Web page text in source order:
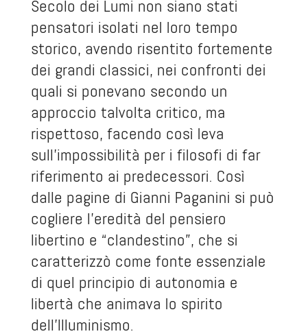
Secolo dei Lumi non siano stati
pensatori isolati nel loro tempo
storico, avendo risentito fortemente
dei grandi classici, nei confronti dei
quali si ponevano secondo un
approccio talvolta critico, ma
rispettoso, facendo così leva
sull’impossibilità per i filosofi di far
riferimento ai predecessori. Così
dalle pagine di Gianni Paganini si può
cogliere l’eredità del pensiero
libertino e “clandestino”, che si
caratterizzò come fonte essenziale
di quel principio di autonomia e
libertà che animava lo spirito
dell’Illuminismo.